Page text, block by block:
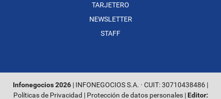
TARJETERO
NEWSLETTER
STAFF
Infonegocios 2026 | INFONEGOCIOS S.A. · CUIT: 30710438486 |
Políticas de Privacidad | Protección de datos personales| Editor: